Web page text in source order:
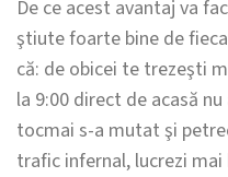
De ce acest avantaj va
ştiute foarte bine de
că: de obicei te trezeşti
la 9:00 direct de acasă
tocmai s-a mutat şi
trafic infernal, lucrezi